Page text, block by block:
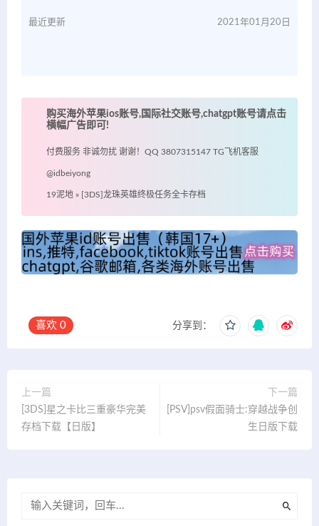
最近更新 2021年01月20日
购买海外苹果ios账号,国际社交账号,chatgpt账号请点击
横幅广告即可!
付费服务 非诚勿扰 谢谢！QQ 3807315147 TG飞机客服
@idbeiyong
19泥地 » [3DS]龙珠英雄终极任务全卡存档
喜欢 0 分享到：
上一篇
[3DS]星之卡比三重豪华完美
存档下载【日版】
下一篇
[PSV]psv假面骑士:穿越战争创
生日版下载